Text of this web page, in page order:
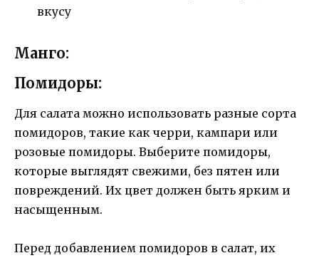
вкусу
Манго:
Помидоры:
Для салата можно использовать разные сорта
помидоров, такие как черри, кампари или
розовые помидоры. Выберите помидоры,
которые выглядят свежими, без пятен или
повреждений. Их цвет должен быть ярким и
насыщенным.
Перед добавлением помидоров в салат, их